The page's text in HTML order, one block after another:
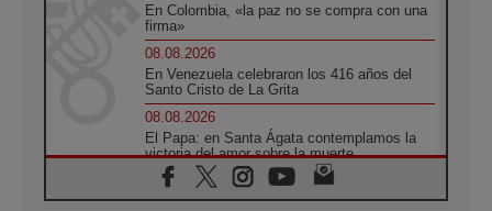
En Colombia, «la paz no se compra con una
firma»
08.08.2026
En Venezuela celebraron los 416 años del
Santo Cristo de La Grita
08.08.2026
El Papa: en Santa Ágata contemplamos la
victoria del amor sobre la muerte
08.08.2026
León XIV visitará el Santuario de la Madre